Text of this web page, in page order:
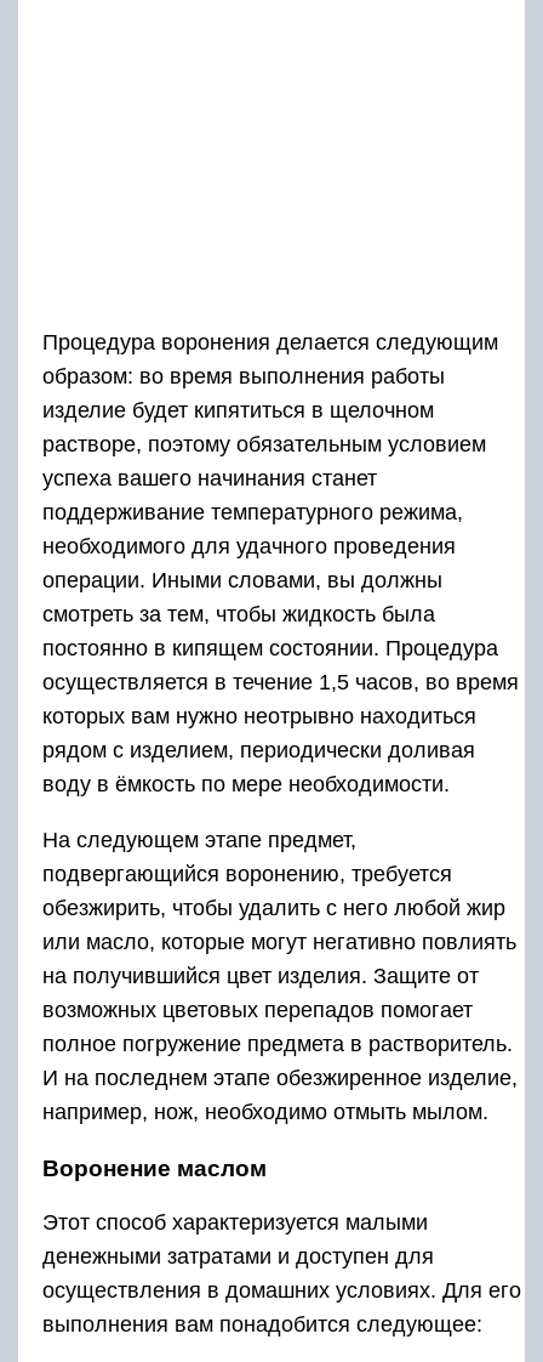
Процедура воронения делается следующим
образом: во время выполнения работы
изделие будет кипятиться в щелочном
растворе, поэтому обязательным условием
успеха вашего начинания станет
поддерживание температурного режима,
необходимого для удачного проведения
операции. Иными словами, вы должны
смотреть за тем, чтобы жидкость была
постоянно в кипящем состоянии. Процедура
осуществляется в течение 1,5 часов, во время
которых вам нужно неотрывно находиться
рядом с изделием, периодически доливая
воду в ёмкость по мере необходимости.
На следующем этапе предмет,
подвергающийся воронению, требуется
обезжирить, чтобы удалить с него любой жир
или масло, которые могут негативно повлиять
на получившийся цвет изделия. Защите от
возможных цветовых перепадов помогает
полное погружение предмета в растворитель.
И на последнем этапе обезжиренное изделие,
например, нож, необходимо отмыть мылом.
Воронение маслом
Этот способ характеризуется малыми
денежными затратами и доступен для
осуществления в домашних условиях. Для его
выполнения вам понадобится следующее: